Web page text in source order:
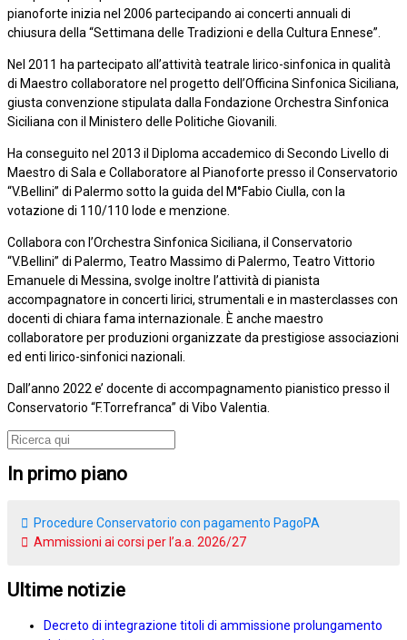
pianoforte inizia nel 2006 partecipando ai concerti annuali di
chiusura della “Settimana delle Tradizioni e della Cultura Ennese”.
Nel 2011 ha partecipato all’attività teatrale lirico-sinfonica in qualità
di Maestro collaboratore nel progetto dell’Officina Sinfonica Siciliana,
giusta convenzione stipulata dalla Fondazione Orchestra Sinfonica
Siciliana con il Ministero delle Politiche Giovanili.
Ha conseguito nel 2013 il Diploma accademico di Secondo Livello di
Maestro di Sala e Collaboratore al Pianoforte presso il Conservatorio
“V.Bellini” di Palermo sotto la guida del M°Fabio Ciulla, con la
votazione di 110/110 lode e menzione.
Collabora con l’Orchestra Sinfonica Siciliana, il Conservatorio
“V.Bellini” di Palermo, Teatro Massimo di Palermo, Teatro Vittorio
Emanuele di Messina, svolge inoltre l’attività di pianista
accompagnatore in concerti lirici, strumentali e in masterclasses con
docenti di chiara fama internazionale. È anche maestro
collaboratore per produzioni organizzate da prestigiose associazioni
ed enti lirico-sinfonici nazionali.
Dall’anno 2022 e’ docente di accompagnamento pianistico presso il
Conservatorio “F.Torrefranca” di Vibo Valentia.
In primo piano
Procedure Conservatorio con pagamento PagoPA
Ammissioni ai corsi per l’a.a. 2026/27
Ultime notizie
Decreto di integrazione titoli di ammissione prolungamento